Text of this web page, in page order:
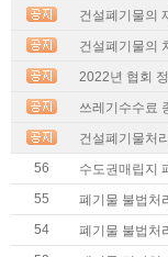
건설폐기물의
건설폐기물의
2022년 협회
쓰레기수수료
건설폐기물처
56
수도권매립지
55
폐기물 불법처
54
폐기물 불법처